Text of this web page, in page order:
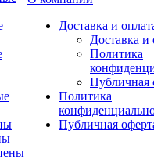
Доставка и
Доставка и
Политика
Публичная
Политика
Публичная